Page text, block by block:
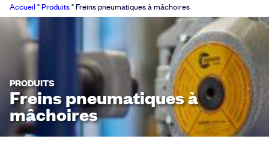
Accueil "Produits"Freins pneumatiques à mâchoires
PRODUITS
Freins pneumatiques à
mâchoires